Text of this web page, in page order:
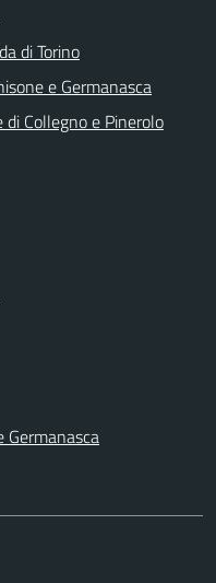
di Torino
e Germanasca
di Collegno e Pinerolo
Germanasca